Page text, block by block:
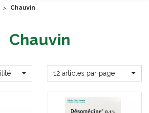
Chauvin
Chauvin
12 articles par page